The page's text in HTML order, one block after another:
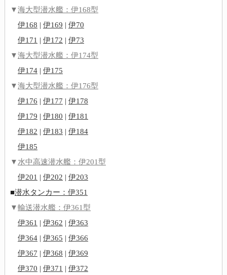
▼海大型潜水艦：伊168型
伊168 | 伊169 | 伊70
伊171 | 伊172 | 伊73
▼海大型潜水艦：伊174型
伊174| 伊175
▼海大型潜水艦：伊176型
伊176 | 伊177 | 伊178
伊179 | 伊180 | 伊181
伊182 | 伊183 | 伊184
伊185
▼ 水中高速潜水艦：伊201型
伊201 | 伊202 | 伊203
■潜水タンカー：伊351
▼輸送潜水艦：伊361型
伊361 | 伊362 | 伊363
伊364| 伊365 | 伊366
伊367 | 伊368 | 伊369
伊370 | 伊371 | 伊372